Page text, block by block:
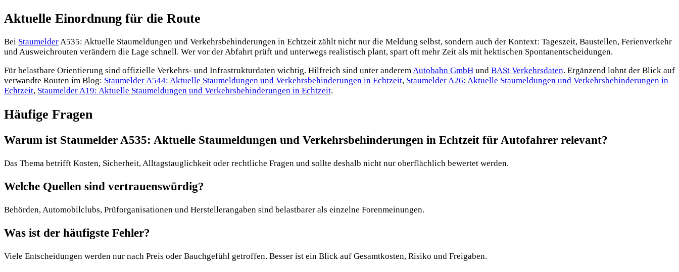
Aktuelle Einordnung für die Route
Bei StaumelderA535: Aktuelle Staumeldungen und Verkehrsbehinderungen in Echtzeit zählt nicht nur die Meldung selbst, sondern auch der Kontext: Tageszeit, Baustellen, Ferienverkehr
und Ausweichrouten verändern die Lage schnell. Wer vor der Abfahrt prüft und unterwegs realistisch plant, spart oft mehr Zeit als mit hektischen Spontanentscheidungen.
Für belastbare Orientierung sind offizielle Verkehrs- und Infrastrukturdaten wichtig. Hilfreich sind unter anderemAutobahn GmbH und BASt Verkehrsdaten. Ergänzend lohnt der Blick auf
verwandte Routen im Blog: Staumelder A544: Aktuelle Staumeldungen und Verkehrsbehinderungen in Echtzeit, Staumelder A26: Aktuelle Staumeldungen und Verkehrsbehinderungen in
Echtzeit, Staumelder A19: Aktuelle Staumeldungen und Verkehrsbehinderungen in Echtzeit.
Häufige Fragen
Warum ist Staumelder A535: Aktuelle Staumeldungen und Verkehrsbehinderungen in Echtzeit für Autofahrer relevant?
Das Thema betrifft Kosten, Sicherheit, Alltagstauglichkeit oder rechtliche Fragen und sollte deshalb nicht nur oberflächlich bewertet werden.
Welche Quellen sind vertrauenswürdig?
Behörden, Automobilclubs, Prüforganisationen und Herstellerangaben sind belastbarer als einzelne Forenmeinungen.
Was ist der häufigste Fehler?
Viele Entscheidungen werden nur nach Preis oder Bauchgefühl getroffen. Besser ist ein Blick auf Gesamtkosten, Risiko und Freigaben.